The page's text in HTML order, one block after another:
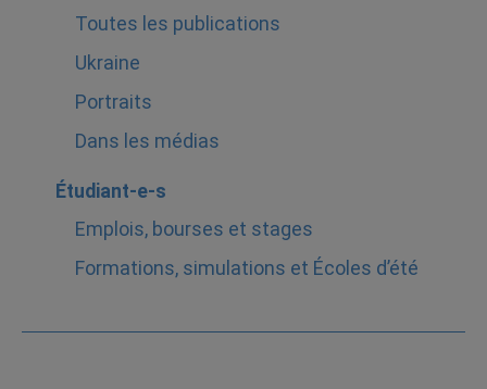
Toutes les publications
Ukraine
Portraits
Dans les médias
Étudiant-e-s
Emplois, bourses et stages
Formations, simulations et Écoles d’été